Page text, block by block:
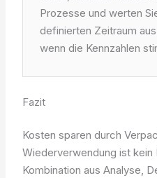
Prozesse und werten
definierten Zeitraum
wenn die Kennzahlen
Fazit
Kosten sparen durch
Wiederverwendung ist
Kombination aus Analyse,